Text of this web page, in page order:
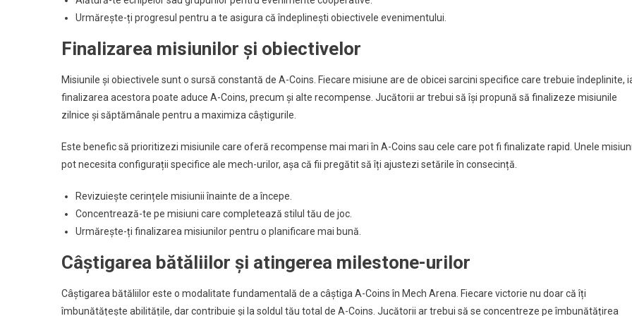
Urmărește-ți progresul pentru a te asigura că îndeplinești obiectivele evenimentului.
Finalizarea misiunilor și obiectivelor
Misiunile și obiectivele sunt o sursă constantă de A-Coins. Fiecare misiune are de obicei sarcini specifice care trebuie îndeplinite,
finalizarea acestora poate aduce A-Coins, precum și alte recompense. Jucătorii ar trebui să își propună să finalizeze misiunile
zilnice și săptămânale pentru a maximiza câștigurile.
Este benefic să prioritizezi misiunile care oferă recompense mai mari în A-Coins sau cele care pot fi finalizate rapid. Unele
pot necesita configurații specifice ale mech-urilor, așa că fii pregătit să îți ajustezi setările în consecință.
Revizuiește cerințele misiunii înainte de a începe.
Concentrează-te pe misiuni care completează stilul tău de joc.
Urmărește-ți finalizarea misiunilor pentru o planificare mai bună.
Câștigarea bătăliilor și atingerea milestone-urilor
Câștigarea bătăliilor este o modalitate fundamentală de a câștiga A-Coins în Mech Arena. Fiecare victorie nu doar că îți
îmbunătățește abilitățile, dar contribuie și la soldul tău total de A-Coins. Jucătorii ar trebui să se concentreze pe îmbunătățirea